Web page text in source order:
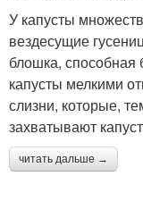
У капусты
вездесущие
блошка, способная
капусты мелкими
слизни, которые,
захватывают
читать дальше →